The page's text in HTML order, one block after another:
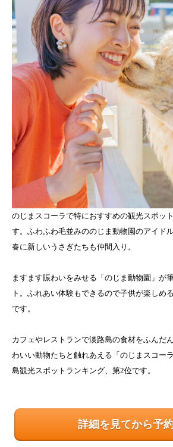
のじまスコーラで特におすすめの観光スポッ
す。ふわふわ毛並みののじま動物園のアイド
春に新しいうさぎたちも仲間入り。
ますます賑わいをみせる「のじま動物園」が
ト。ふれあい体験もできるので子供が楽しめ
です。
カフェやレストランで淡路島の食材をふんだ
わいい動物たちと触れあえる「のじまスコー
島観光スポットランキング、第2位です。
詳細を見てから予